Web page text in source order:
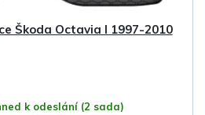
Škoda Octavia I 1997-2010
k odeslání (2 sada)